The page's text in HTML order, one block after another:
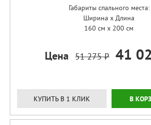
Габариты спального места:
Ширина x Длина
160 см x 200 см
Цена 51 275 ₽ 41
КУПИТЬ В 1 КЛИК